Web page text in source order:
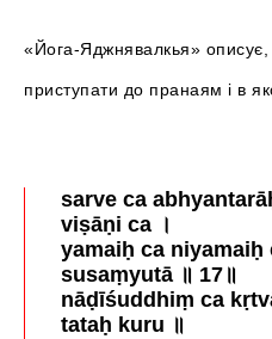
«Йога-Яджнявалкья» описує,
приступати до пранаям і в
sarve ca
viṣāṇi ca ।
yamaiḥ ca niyamaiḥ
susaṃyutā ॥ 17॥
nāḍīśuddhiṃ ca
tataḥ kuru ॥